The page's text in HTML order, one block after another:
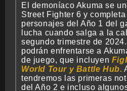
El demoníaco Akuma se
Street Fighter 6 y
personajes del Año 1 del
lucha cuando salga a la
segundo trimestre de
podrán enfrentarse a
de juego, que incluyen
World Tour y Battle Hub.
tendremos las primeras
del Año 2 e incluso